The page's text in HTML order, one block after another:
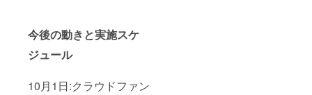
今後の動きと実施スケ
ジュール
10月1日:クラウドファン